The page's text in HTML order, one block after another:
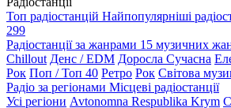
Топ радіостанцій Найпопулярніші
299
Радіостанції за жанрами 15 музичних
Chillout Денс / EDM Доросла Сучасна
Рок Поп / Топ 40 Ретро Рок Світова
Радіо за регіонами Місцеві радіостанції
Усі регіони Avtonomna Respublika Krym